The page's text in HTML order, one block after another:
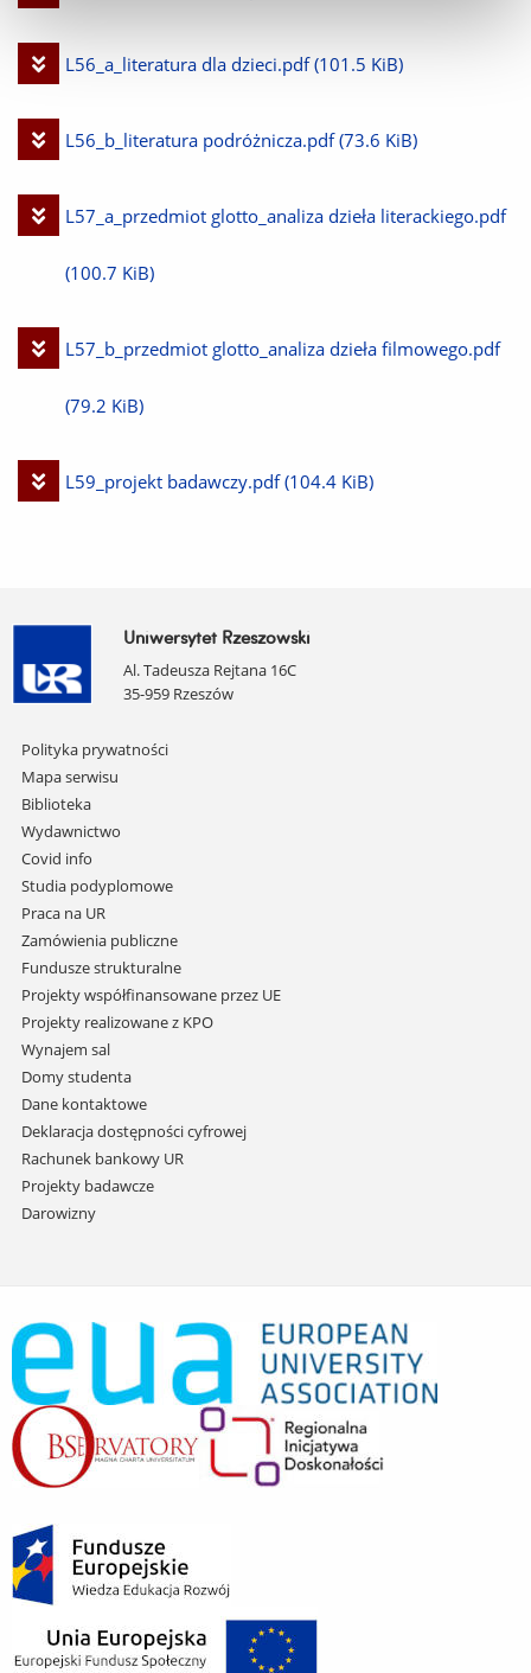
Pobierz
L56_a_literatura dla dzieci.pdf (101.5 KiB)
Pobierz
L56_b_literatura podróżnicza.pdf (73.6 KiB)
Pobierz
plik
L57_a_przedmiot glotto_analiza dzieła literackiego.pdf
(100.7 KiB)
Pobierz
plik
L57_b_przedmiot glotto_analiza dzieła filmowego.pdf
(79.2 KiB)
Pobierz
L59_projekt badawczy.pdf (104.4 KiB)
Uniwersytet Rzeszowski
Al. Tadeusza Rejtana 16C
35-959 Rzeszów
Pomiń
nawigację
i
przejdź
do
treści
Polityka prywatności
Mapa serwisu
Biblioteka
Wydawnictwo
Covid info
Studia podyplomowe
Praca na UR
Zamówienia publiczne
Fundusze strukturalne
Projekty współfinansowane przez UE
Projekty realizowane z KPO
Wynajem sal
Domy studenta
Dane kontaktowe
Deklaracja dostępności cyfrowej
Rachunek bankowy UR
Projekty badawcze
Darowizny